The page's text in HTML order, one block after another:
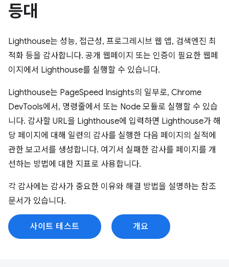
등대
Lighthouse는 성능, 접근성, 프로그레시브 웹 앱, 검색엔진 최
적화 등을 감사합니다. 공개 웹페이지 또는 인증이 필요한 웹페
이지에서 Lighthouse를 실행할 수 있습니다.
Lighthouse는 PageSpeed Insights의 일부로, Chrome
DevTools에서, 명령줄에서 또는 Node 모듈로 실행할 수 있습
니다. 감사할 URL을 Lighthouse에 입력하면 Lighthouse가 해
당 페이지에 대해 일련의 감사를 실행한 다음 페이지의 실적에
관한 보고서를 생성합니다. 여기서 실패한 감사를 페이지를 개
선하는 방법에 대한 지표로 사용합니다.
각 감사에는 감사가 중요한 이유와 해결 방법을 설명하는 참조
문서가 있습니다.
사이트 테스트 개요